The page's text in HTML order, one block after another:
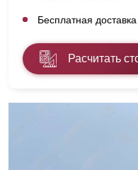
Бесплатная
Расчитать